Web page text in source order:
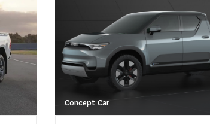
Motor Show
Supercar & Import Car Show
Concept Car